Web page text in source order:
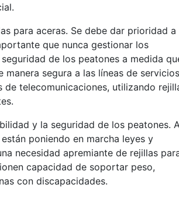
para aceras. Se debe dar prioridad a
que nunca gestionar los
de los peatones a medida
manera segura a las líneas de servicios
telecomunicaciones, utilizando
y la seguridad de los peatones.
poniendo en marcha leyes y
necesidad apremiante de rejillas
capacidad de soportar peso,
con discapacidades.